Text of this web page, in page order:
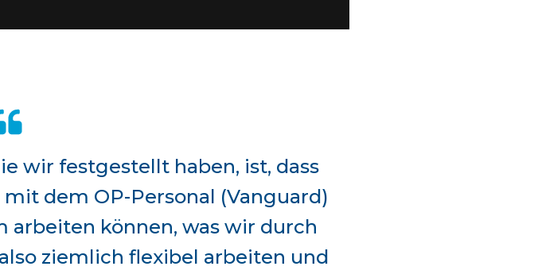
wir festgestellt haben, ist, dass
dem OP-Personal (Vanguard)
können, was wir durch
ziemlich flexibel arbeiten und